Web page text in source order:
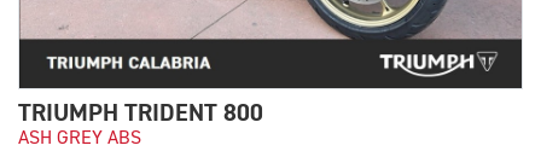
TRIUMPH TRIDENT 800
ASH GREY ABS